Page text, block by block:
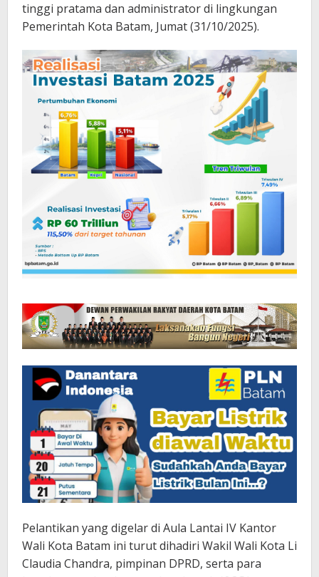
tinggi pratama dan administrator di lingkungan
Pemerintah Kota Batam, Jumat (31/10/2025).
Pelantikan yang digelar di Aula Lantai IV Kantor
Wali Kota Batam ini turut dihadiri Wakil Wali Kota Li
Claudia Chandra, pimpinan DPRD, serta para